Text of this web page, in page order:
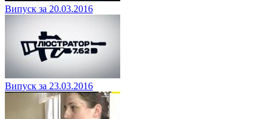
Випуск за 20.03.2016
Випуск за 23.03.2016